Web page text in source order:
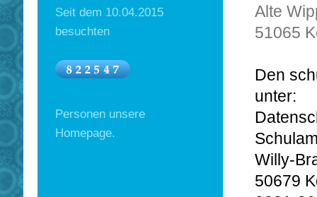
Alte
51065
Den
unter:
Willy-
50679
Seit dem 10.04.2015
besuchten
Personen unsere
Homepage.